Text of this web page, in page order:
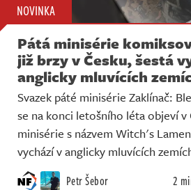
NOVINKA
Pátá minisérie
již brzy v Česku, šestá
anglicky mluvících
Svazek páté minisérie Zaklínač:
se na konci letošního léta objeví v
minisérie s názvem Witch's
vychází v anglicky mluvících
Petr Šebor 2